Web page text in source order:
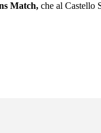
Match, che al Castello